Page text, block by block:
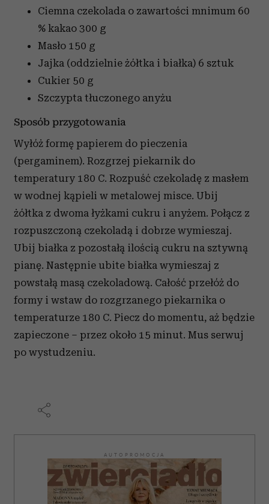
Ciemna czekolada o zawartości mnimum 60
% kakao 300 g
Masło 150 g
Jajka (oddzielnie żółtka i białka) 6 sztuk
Cukier 50 g
Szczypta tłuczonego anyżu
Sposób przygotowania
Wyłóż formę papierem do pieczenia
(pergaminem). Rozgrzej piekarnik do
temperatury 180 C. Rozpuść czekoladę z masłem
w wodnej kąpieli w metalowej misce. Ubij
żółtka z dwoma łyżkami cukru i anyżem. Połącz z
rozpuszczoną czekoladą i dobrze wymieszaj.
Ubij białka z pozostałą ilością cukru na sztywną
pianę. Następnie ubite białka wymieszaj z
powstałą masą czekoladową. Całość przełóż do
formy i wstaw do rozgrzanego piekarnika o
temperaturze 180 C. Piecz do momentu, aż będzie
zapieczone – przez około 15 minut. Mus serwuj
po wystudzeniu.
AUTOPROMOCJA